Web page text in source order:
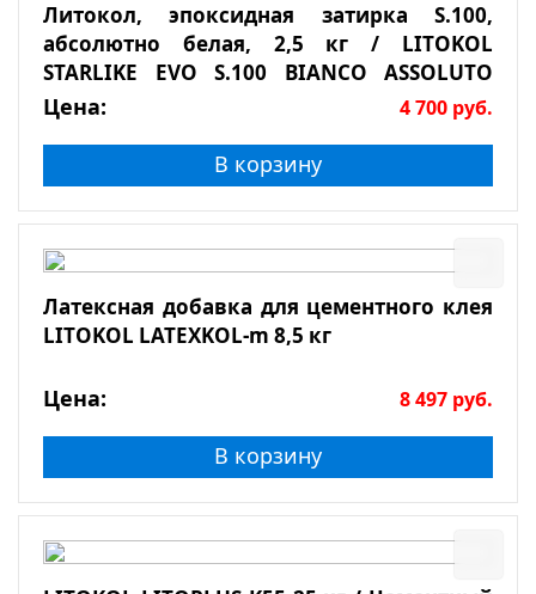
Литокол, эпоксидная затирка S.100,
абсолютно белая, 2,5 кг / LITOKOL
STARLIKE EVO S.100 BIANCO ASSOLUTO
2,5кг
Цена: 4 700 руб.
В корзину
Латексная добавка для цементного клея
LITOKOL LATEXKOL-m 8,5 кг
Цена: 8 497 руб.
В корзину